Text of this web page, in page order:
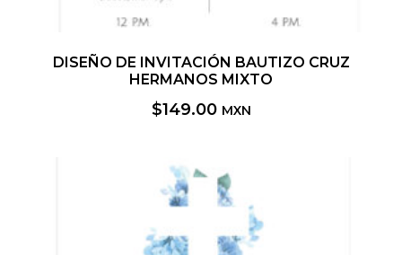
DISEÑO DE INVITACIÓN BAUTIZO CRUZ
HERMANOS MIXTO
$149.00 MXN